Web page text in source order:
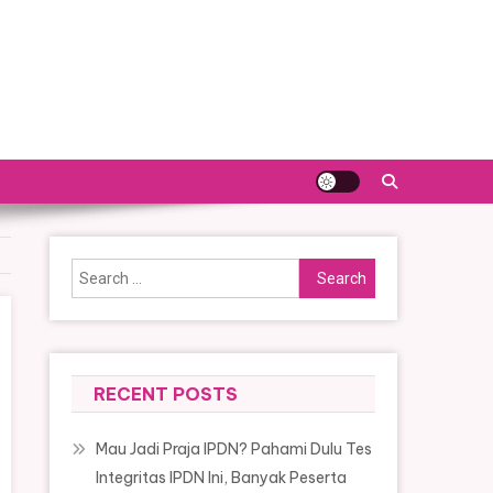
Search
for:
RECENT POSTS
Mau Jadi Praja IPDN? Pahami Dulu Tes
Integritas IPDN Ini, Banyak Peserta